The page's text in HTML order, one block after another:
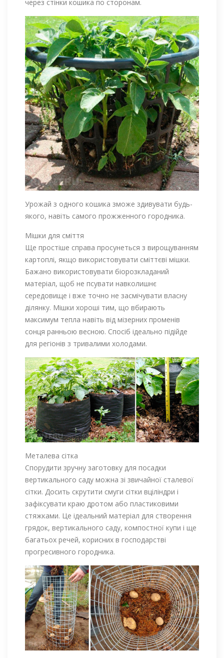
через стінки кошика по сторонам.
Урожай з одного кошика зможе здивувати будь-
якого, навіть самого прожженного городника.
Мішки для сміття
Ще простіше справа просунеться з вирощуванням
картоплі, якщо використовувати сміттєві мішки.
Бажано використовувати біорозкладаний
матеріал, щоб не псувати навколишнє
середовище і вже точно не засмічувати власну
ділянку. Мішки хороші тим, що вбирають
максимум тепла навіть від мізерних променів
сонця ранньою весною. Спосіб ідеально підійде
для регіонів з тривалими холодами.
Металева сітка
Спорудити зручну заготовку для посадки
вертикального саду можна зі звичайної сталевої
сітки. Досить скрутити смуги сітки вціліндри і
зафіксувати краю дротом або пластиковими
стяжками. Це ідеальний матеріал для створення
грядок, вертикального саду, компостної купи і ще
багатьох речей, корисних в господарстві
прогресивного городника.